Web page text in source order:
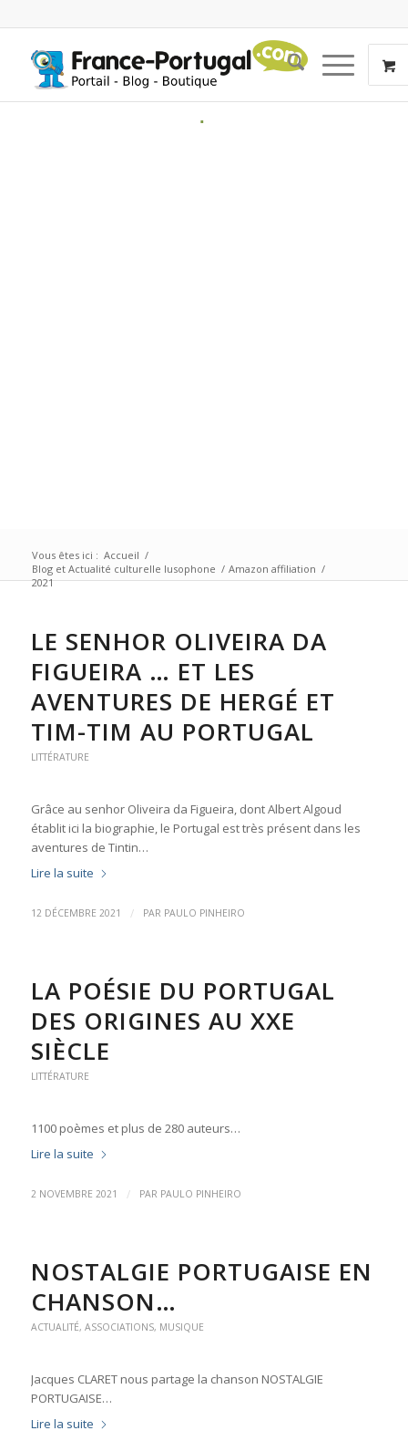
Vous êtes ici : Accueil /
Blog et Actualité culturelle lusophone / Amazon affiliation /
2021
LE SENHOR OLIVEIRA DA
FIGUEIRA … ET LES
AVENTURES DE HERGÉ ET
TIM-TIM AU PORTUGAL
LITTÉRATURE
Grâce au senhor Oliveira da Figueira, dont Albert Algoud
établit ici la biographie, le Portugal est très présent dans les
aven­tures de Tintin…
Lire la suite
12 DÉCEMBRE 2021 / PAR PAULO PINHEIRO
LA POÉSIE DU PORTUGAL
DES ORIGINES AU XXE
SIÈCLE
LITTÉRATURE
1100 poèmes et plus de 280 auteurs…
Lire la suite
2 NOVEMBRE 2021 / PAR PAULO PINHEIRO
NOSTALGIE PORTUGAISE EN
CHANSON…
ACTUALITÉ, ASSOCIATIONS, MUSIQUE
Jacques CLARET nous partage la chanson NOSTALGIE
PORTUGAISE…
Lire la suite